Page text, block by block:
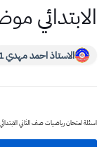
الابتدائي
الاستاذ احمد مهدي 1
اسئلة امتحان رياضيات صف الثاني